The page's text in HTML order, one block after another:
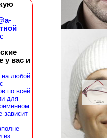
у вас и
на любой
по всей
для
зависит
из